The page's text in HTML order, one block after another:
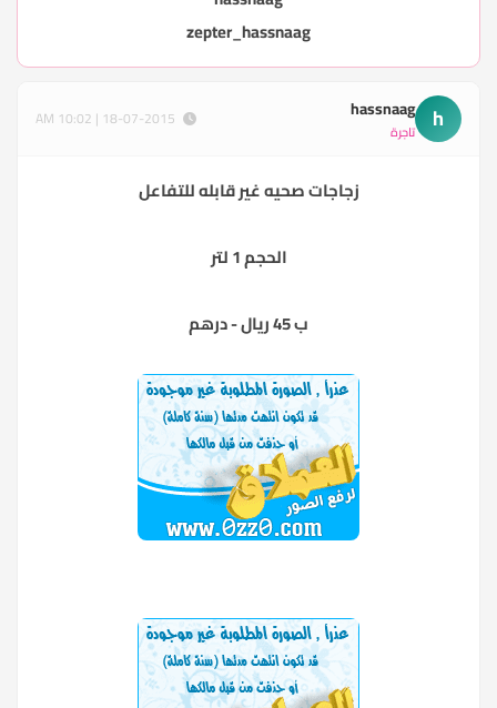
zepter_hassnaag
h
hassnaag
تاجرة
زجاجات صحيه غير قابله للتفاعل
الحجم 1 لتر
ب 45 ريال - درهم